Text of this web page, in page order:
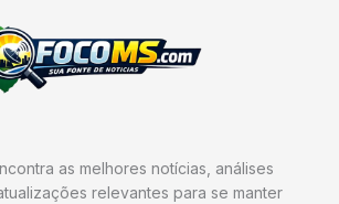
as melhores notícias, análises
relevantes para se manter